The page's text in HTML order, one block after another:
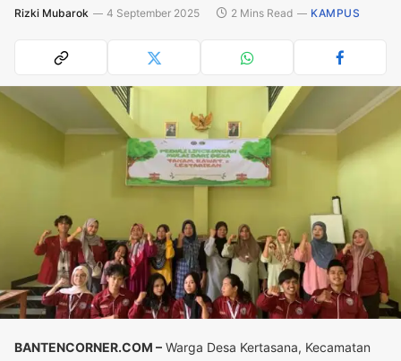
Rizki Mubarok 4 September 2025 2 Mins Read KAMPUS
BANTENCORNER.COM – Warga Desa Kertasana, Kecamatan